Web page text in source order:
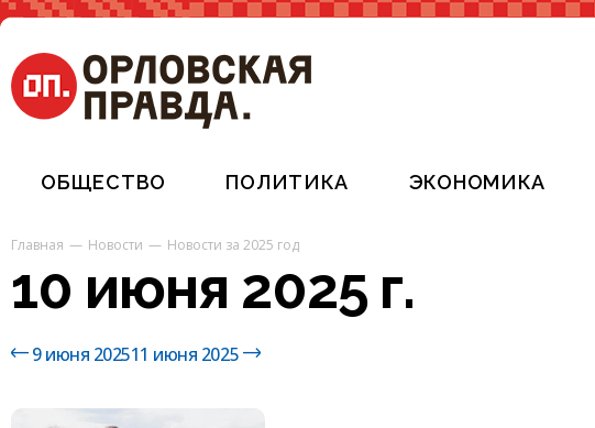
ОБЩЕСТВО ПОЛИТИКА ЭКОНОМИКА
Главная Новости Новости за 2025 год
10 июня 2025 г.
9 июня 202511 июня 2025